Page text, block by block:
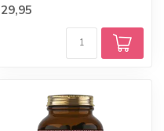
Lekvrij en comfortabel met
29,95